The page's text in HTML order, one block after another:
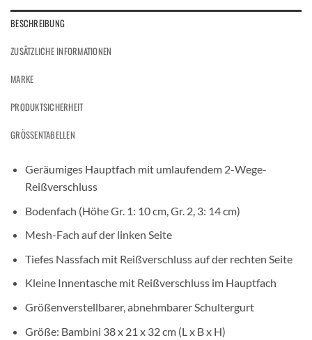
BESCHREIBUNG
ZUSÄTZLICHE INFORMATIONEN
MARKE
PRODUKTSICHERHEIT
GRÖSSENTABELLEN
Geräumiges Hauptfach mit umlaufendem 2-Wege-
Reißverschluss
Bodenfach (Höhe Gr. 1: 10 cm, Gr. 2, 3: 14 cm)
Mesh-Fach auf der linken Seite
Tiefes Nassfach mit Reißverschluss auf der rechten Seite
Kleine Innentasche mit Reißverschluss im Hauptfach
Größenverstellbarer, abnehmbarer Schultergurt
Größe: Bambini 38 x 21 x 32 cm (L x B x H)